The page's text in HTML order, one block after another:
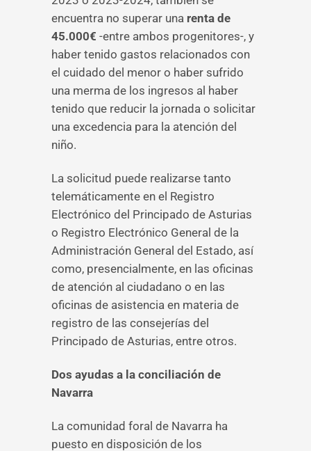
encuentra no superar una renta de
45.000€ -entre ambos progenitores-, y
haber tenido gastos relacionados con
el cuidado del menor o haber sufrido
una merma de los ingresos al haber
tenido que reducir la jornada o solicitar
una excedencia para la atención del
niño.
La solicitud puede realizarse tanto
telemáticamente en el Registro
Electrónico del Principado de Asturias
o Registro Electrónico General de la
Administración General del Estado, así
como, presencialmente, en las oficinas
de atención al ciudadano o en las
oficinas de asistencia en materia de
registro de las consejerías del
Principado de Asturias, entre otros.
Dos ayudas a la conciliación de
Navarra
La comunidad foral de Navarra ha
puesto en disposición de los